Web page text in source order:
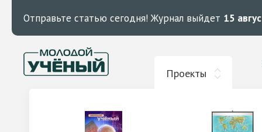
Отправьте статью сегодня! Журнал выйдет 15
Проекты